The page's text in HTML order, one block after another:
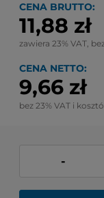
CENA BRUTTO:
11,88 zł
zawiera 23% VAT,
CENA NETTO:
9,66 zł
bez 23% VAT i
-